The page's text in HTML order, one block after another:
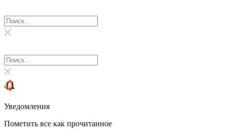
Уведомления
Пометить все как прочитанное